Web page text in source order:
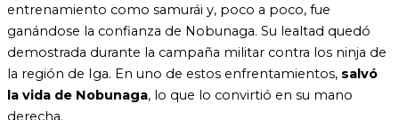
entrenamiento como samurái y, poco a poco, fue
ganándose la confianza de Nobunaga. Su lealtad quedó
demostrada durante la campaña militar contra los ninja de
la región de Iga. En uno de estos enfrentamientos, salvó
la vida de Nobunaga, lo que lo convirtió en su mano
derecha.